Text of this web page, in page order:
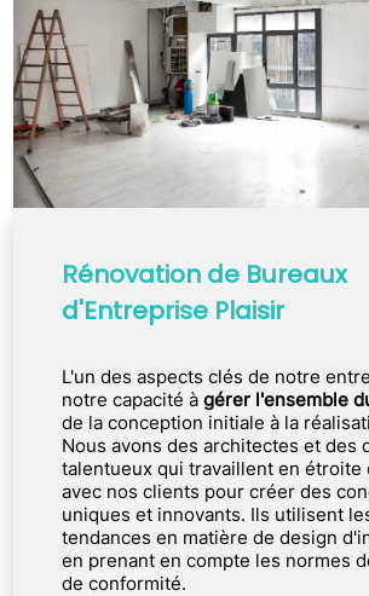
Rénovation de Bureaux
d'Entreprise Plaisir
L'un des aspects clés de notre
notre capacité àgérer l'ensemble
de la conception initiale à la
Nous avons des architectes et des
talentueux qui travaillent en étroite
avec nos clients pour créer des
uniques et innovants. Ils utilisent
tendances en matière de design
en prenant en compte les normes
de conformité.